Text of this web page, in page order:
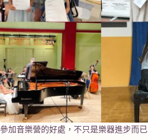
參加音樂營的好處，不只是樂器進步而已